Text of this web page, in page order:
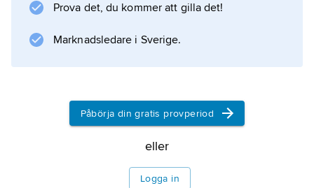
Bland hans större arbeten märks
Rembrandt
(1956) och
Prova det, du kommer att gilla det!
Marknadsledare i Sverige.
Påbörja din gratis provperiod
eller
Logga in